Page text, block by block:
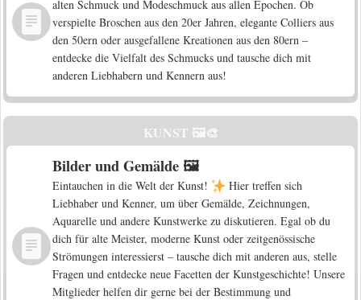
alten Schmuck und Modeschmuck aus allen Epochen. Ob
verspielte Broschen aus den 20er Jahren, elegante Colliers aus
den 50ern oder ausgefallene Kreationen aus den 80ern –
entdecke die Vielfalt des Schmucks und tausche dich mit
anderen Liebhabern und Kennern aus!
KUNST 🖼️🎨
Bilder und Gemälde 🖼️
Eintauchen in die Welt der Kunst!
Hier treffen sich
Liebhaber und Kenner, um über Gemälde, Zeichnungen,
Aquarelle und andere Kunstwerke zu diskutieren. Egal ob du
dich für alte Meister, moderne Kunst oder zeitgenössische
Strömungen interessierst – tausche dich mit anderen aus, stelle
Fragen und entdecke neue Facetten der Kunstgeschichte! Unsere
Mitglieder helfen dir gerne bei der Bestimmung und